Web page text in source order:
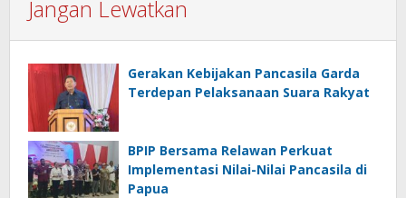
Jangan Lewatkan
Gerakan Kebijakan Pancasila Garda
Terdepan Pelaksanaan Suara Rakyat
BPIP Bersama Relawan Perkuat
Implementasi Nilai-Nilai Pancasila di
Papua